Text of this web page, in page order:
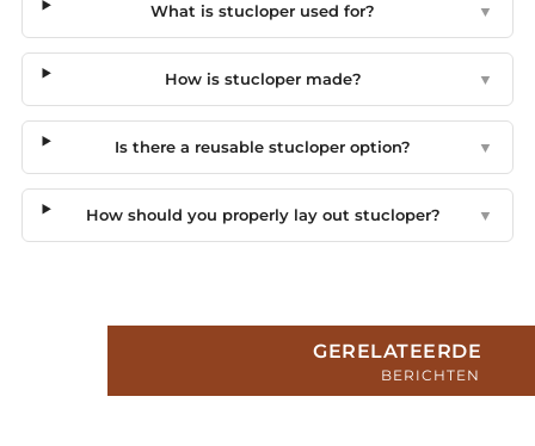
What is stucloper used for? ▼
How is stucloper made? ▼
Is there a reusable stucloper option? ▼
How should you properly lay out stucloper? ▼
GERELATEERDE
BERICHTEN